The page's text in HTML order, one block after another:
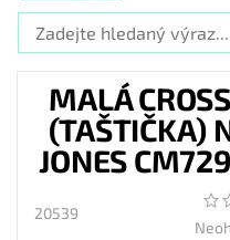
MALÁ
(TAŠTIČKA)
JONES
20539